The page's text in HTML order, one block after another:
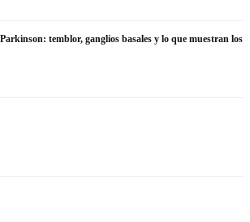
temblor, ganglios basales y lo que muestran los